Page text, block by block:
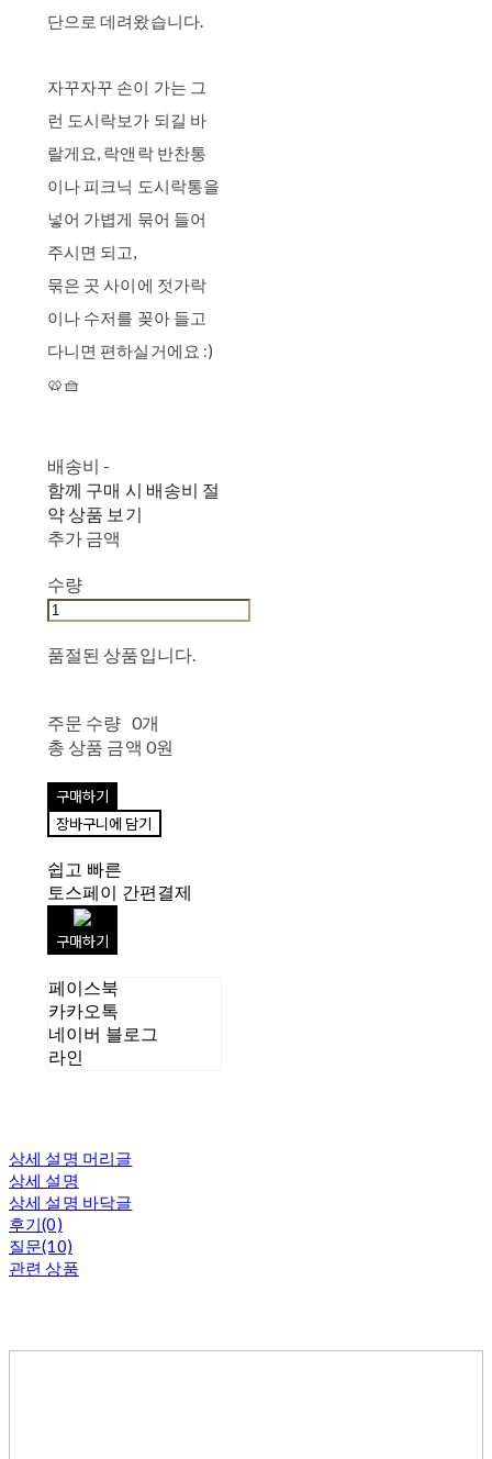
단으로 데려왔습니다.
자꾸자꾸 손이 가는 그
런 도시락보가 되길 바
랄게요, 락앤락 반찬통
이나 피크닉 도시락통을
넣어 가볍게 묶어 들어
주시면 되고,
묶은 곳 사이에 젓가락
이나 수저를 꽂아 들고
다니면 편하실거에요 :)
🥨🧺
배송비 -
함께 구매 시 배송비 절
약 상품 보기
추가 금액
수량
품절된 상품입니다.
주문 수량 0개
총 상품 금액 0원
구매하기
장바구니에 담기
쉽고 빠른
토스페이 간편결제
구매하기
페이스북
카카오톡
네이버 블로그
라인
상세 설명 머리글
상세 설명
상세 설명 바닥글
후기(0)
질문(10)
관련 상품